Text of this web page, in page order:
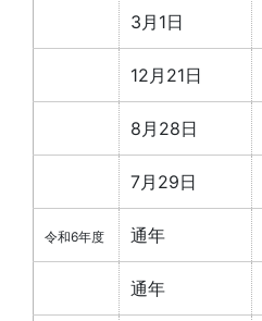
3月1日
12月21日
8月28日
7月29日
令和6年度 通年
通年